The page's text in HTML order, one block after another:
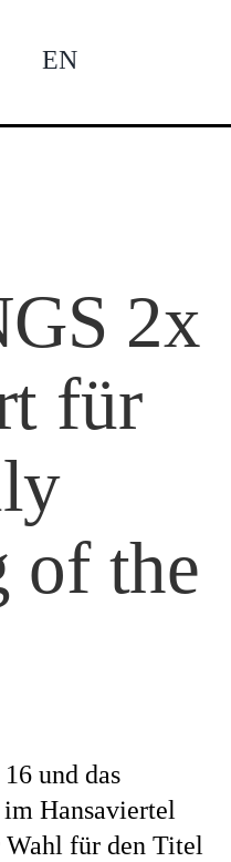
EN
2x
für
of the
und das
Hansaviertel
Wahl für den Titel